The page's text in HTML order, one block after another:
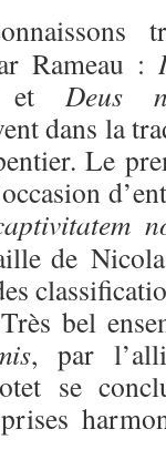
Rameau :
et Deus
dans la
Le
de
bel
, par
se